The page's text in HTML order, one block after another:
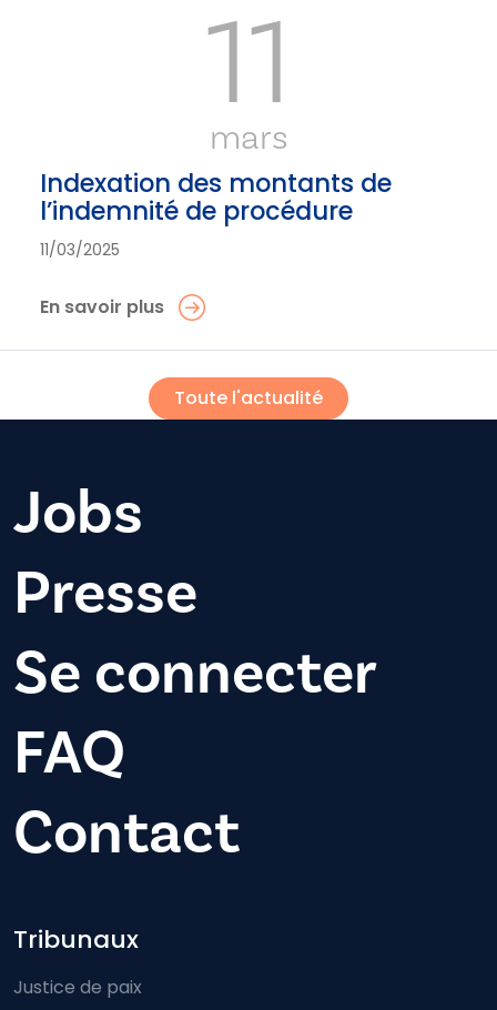
11
mars
Indexation des montants de
l’indemnité de procédure
11/03/2025
En savoir plus
Toute l'actualité
Jobs
Presse
Se connecter
FAQ
Contact
Footer-menu
Tribunaux
Justice de paix